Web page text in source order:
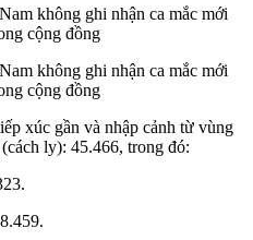
xúc gần và nhập cảnh từ vùng
ly): 45.466, trong đó: